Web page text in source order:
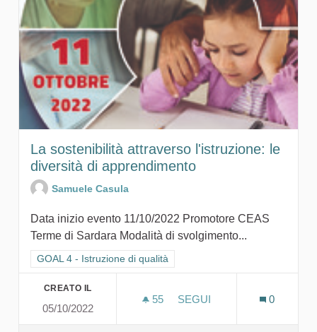
La sostenibilità attraverso l'istruzione: le
diversità di apprendimento
Samuele Casula
Data inizio evento 11/10/2022 Promotore CEAS
Terme di Sardara Modalità di svolgimento...
Filtra i risultati per categoria: GOAL 4 - Istruzione di qualità
GOAL 4 - Istruzione di qualità
CREATO IL
05/10/2022
55 55 SOSTENITORI
SEGUI
0